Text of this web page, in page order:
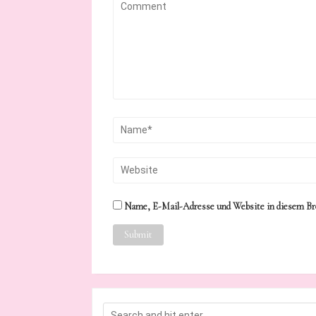
Name, E-Mail-Adresse und Website in diesem